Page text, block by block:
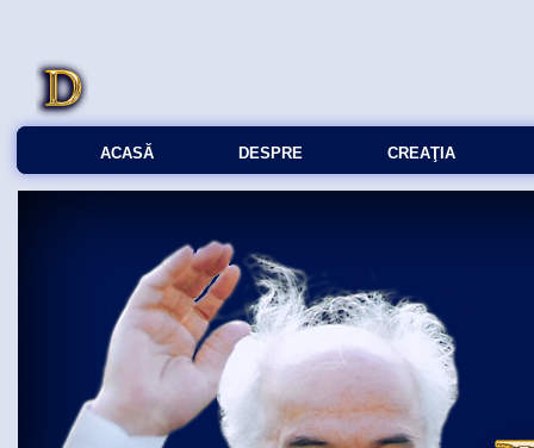
ACASĂ DESPRE CREAŢIA